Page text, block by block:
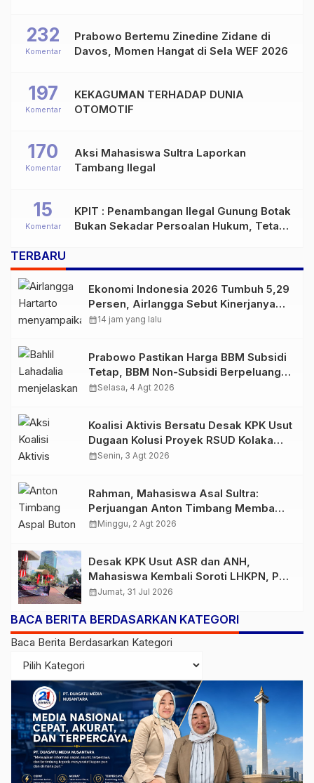
Prabowo Bertemu Zinedine Zidane di
Davos, Momen Hangat di Sela WEF 2026
232
Komentar
KEKAGUMAN TERHADAP DUNIA
OTOMOTIF
197
Komentar
Aksi Mahasiswa Sultra Laporkan
Tambang Ilegal
170
Komentar
KPIT : Penambangan Ilegal Gunung Botak
Bukan Sekadar Persoalan Hukum, Tetapi
15
Komentar
TERBARU
Ekonomi Indonesia 2026 Tumbuh 5,29
Persen, Airlangga Sebut Kinerjanya
Lampaui Rata-Rata Global
calendar_month14 jam yang lalu
Prabowo Pastikan Harga BBM Subsidi
Tetap, BBM Non-Subsidi Berpeluang
Turun
calendar_monthSelasa, 4 Agt 2026
Koalisi Aktivis Bersatu Desak KPK Usut
Dugaan Kolusi Proyek RSUD Kolaka
Timur, Sejumlah Pejabat dan PT
calendar_monthSenin, 3 Agt 2026
Rahman, Mahasiswa Asal Sultra:
Perjuangan Anton Timbang Membawa
Aspal Buton ke Tingkat Nasional Patut
calendar_monthMinggu, 2 Agt 2026
Desak KPK Usut ASR dan ANH,
Mahasiswa Kembali Soroti LHKPN, PT
TMS, dan Kapal ASR 87
calendar_monthJumat, 31 Jul 2026
BACA BERITA BERDASARKAN KATEGORI
Baca Berita Berdasarkan Kategori